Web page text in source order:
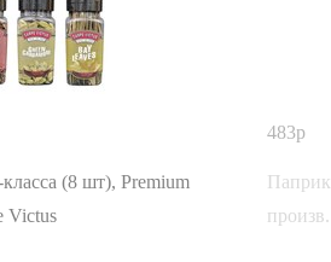
(8 шт), Premium
Victus
483